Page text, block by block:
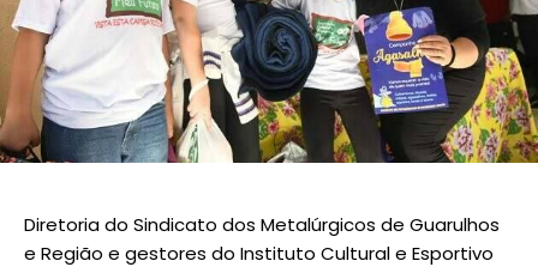
Diretoria do Sindicato dos Metalúrgicos de Guarulhos
e Região e gestores do Instituto Cultural e Esportivo